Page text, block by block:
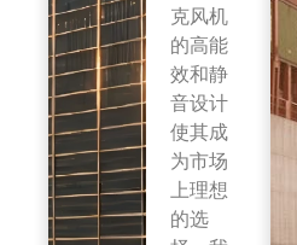
克风机
的高能
效和静
音设计
使其成
为市场
上理想
的选